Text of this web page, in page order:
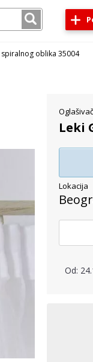
oblika 35004
Leki
Lokacija
Od: